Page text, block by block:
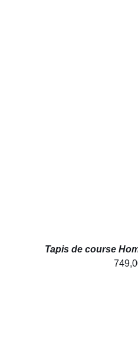
Tapis de course